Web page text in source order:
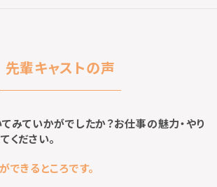
先輩キャストの声
みていかがでしたか？お仕事の魅力・やり
ください。
できるところです。